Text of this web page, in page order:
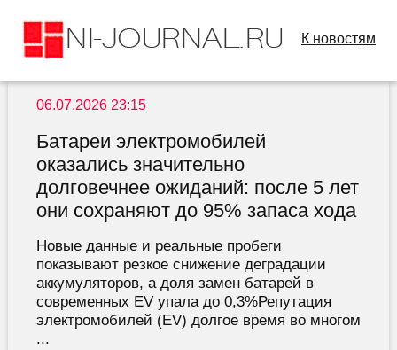
К новостям
06.07.2026 23:15
Батареи электромобилей
оказались значительно
долговечнее ожиданий: после 5 лет
они сохраняют до 95% запаса хода
Новые данные и реальные пробеги
показывают резкое снижение деградации
аккумуляторов, а доля замен батарей в
современных EV упала до 0,3%Репутация
электромобилей (EV) долгое время во многом
...